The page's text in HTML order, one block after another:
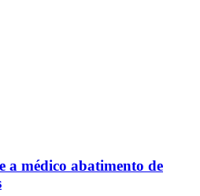
a médico abatimento de